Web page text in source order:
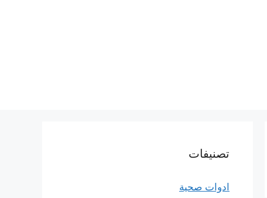
تصنيفات
ادوات صحية